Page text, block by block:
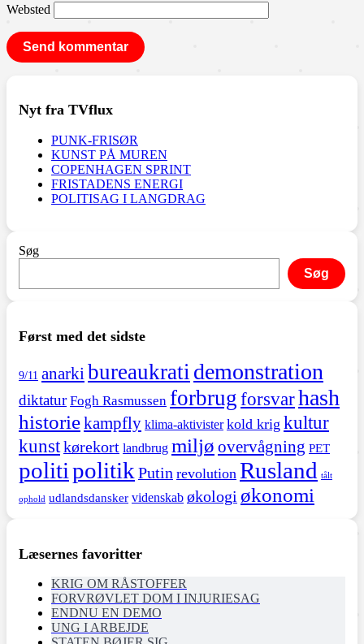
Websted
Nyt fra TVflux
PUNK-FRISØR
KUNST PÅ MUREN
COPENHAGEN SPRINT
FRISTADENS ENERGI
POLITISAG I LANGDRAG
Søg
Søg
Først med det sidste
9/11 anarki bureaukrati demonstration
diktatur Fogh Rasmussen forbrugforsvarhash
historiekampfly klima-aktivister kold krig kultur
kunstkørekort landbrug miljø overvågning PET
politipolitik Putin revolution Rusland tålt
ophold udlandsdansker videnskab økologi økonomi
Læsernes favoritter
KRIG OM RÅSTOFFER
FORVRØVLET DOM I INJURIESAG
ENDNU EN DEMO
UNG I ARBEJDE